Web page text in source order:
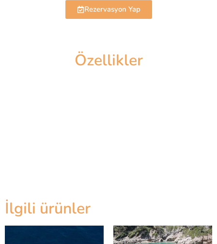
Rezervasyon Yap
Özellikler
İlgili ürünler